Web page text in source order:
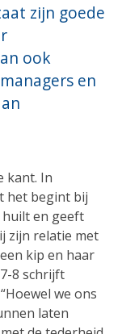
zijn goede
ook
en
kant. In
het begint bij
huilt en geeft
zijn relatie met
kip en haar
8 schrijft
we ons
laten